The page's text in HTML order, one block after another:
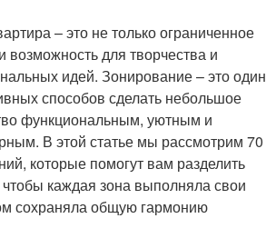
– это не только ограниченное
возможность для творчества и
идей. Зонирование – это один
способов сделать небольшое
функциональным, уютным и
В этой статье мы рассмотрим 70
которые помогут вам разделить
чтобы каждая зона выполняла свои
сохраняла общую гармонию